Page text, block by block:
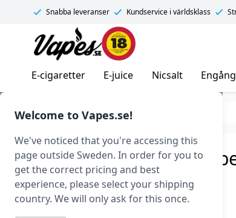
Welcome to Vapes.se!
We've noticed that you're accessing this
page outside Sweden. In order for you to
get the correct pricing and best
experience, please select your shipping
country. We will only ask for this once.
Snabba leveranser Kundservice i världsklass
Vapes.se
E-cigaretter E-juice Nicsalt
Tillverkare Demon Killer
Demon Killer Resin
Art.nr: 38093
Slut i lager